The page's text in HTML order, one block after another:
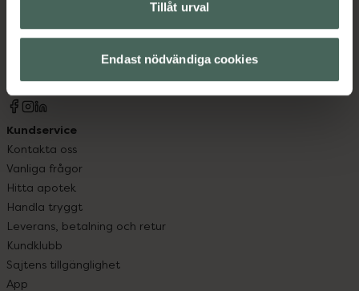
Tillåt urval
Endast nödvändiga cookies
Kronans Apotek finns här för dig. Du hittar oss från Skåne i
syd till Lappland i norr, och online i mobilen och på
hjälpa just dig att må lite bättre. Välkommen att prata
med oss.
Kundservice
Kontakta oss
Vanliga frågor
Hitta apotek
Handla tryggt
Leverans, betalning och retur
Kundklubb
Sajtens tillgänglighet
App